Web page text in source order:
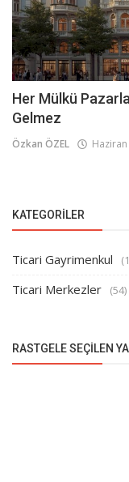
Her Mülkü
Gelmez
Özkan ÖZEL
KATEGORILER
Ticari Gayrimenkul
Ticari Merkezler (54)
RASTGELE SEÇILEN